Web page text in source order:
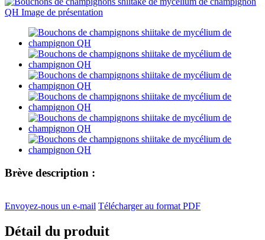
Brève description :
Envoyez-nous un e-mail Télécharger au format PDF
Détail du produit